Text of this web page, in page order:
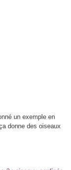
un exemple en
donne des oiseaux